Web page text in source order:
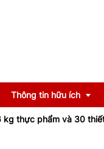
Thông tin hữu ích
30 thiết bị điện không